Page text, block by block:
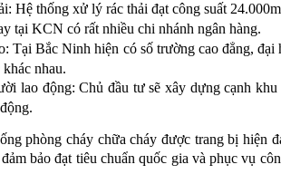
Hệ thống xử lý rác thải đạt công suất
tại KCN có rất nhiều chi nhánh ngân hàng.
Tại Bắc Ninh hiện có số trường cao đẳng,
nhau.
lao động: Chủ đầu tư sẽ xây dựng cạnh
phòng cháy chữa cháy được trang bị hiện
bảo đạt tiêu chuẩn quốc gia và phục vụ